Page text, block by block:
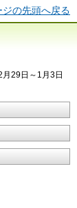
ジの先頭へ戻る
29日～1月3日